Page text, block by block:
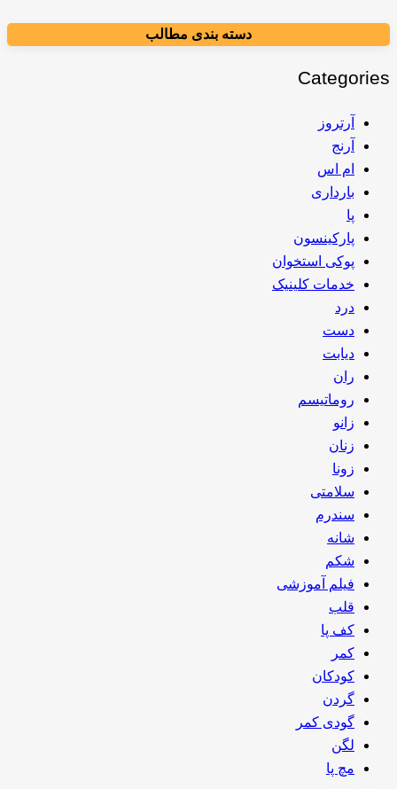
دسته بندی مطالب
Categories
آرتروز
آرنج
ام اس
بارداری
پا
پارکینسون
پوکی استخوان
خدمات کلینیک
درد
دست
دیابت
ران
روماتیسم
زانو
زنان
زونا
سلامتی
سندرم
شانه
شکم
فیلم آموزشی
قلب
کف پا
کمر
کودکان
گردن
گودی کمر
لگن
مچ پا